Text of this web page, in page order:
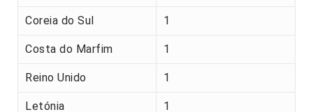
Coreia do Sul 1
Costa do Marfim 1
Reino Unido 1
Letónia 1